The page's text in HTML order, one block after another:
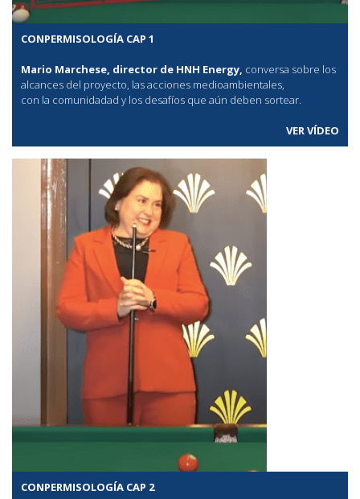
CONPERMISOLOGÍA CAP 1
Mario Marchese, director de HNH Energy, conversa sobre los
alcances del proyecto, las acciones medioambientales,
con la comunidadad y los desafíos que aún deben sortear.
VER VÍDEO
CONPERMISOLOGÍA CAP 2